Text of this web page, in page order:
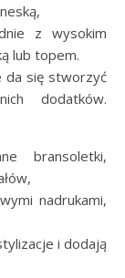
z wysokim
lub topem.
da się stworzyć
dodatków.
bransoletki,
nadrukami,
i dodają